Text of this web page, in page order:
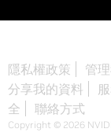
隱私權政策 管
分享我的資料
全
聯絡方式
Copyright © 2026